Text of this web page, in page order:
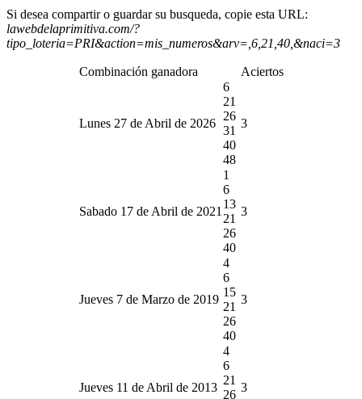
Si desea compartir o guardar su busqueda, copie esta URL:
lawebdelaprimitiva.com/?
tipo_loteria=PRI&action=mis_numeros&arv=,6,21,40,&naci=3
Combinación ganadora Aciertos
Lunes 27 de Abril de 2026
6
21
26
31
40
48
3
Sabado 17 de Abril de 2021
1
6
13
21
26
40
3
Jueves 7 de Marzo de 2019
4
6
15
21
26
40
3
Jueves 11 de Abril de 2013
4
6
21
26
3